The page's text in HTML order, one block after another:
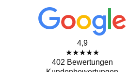
4,9
★★★★★
402 Bewertungen